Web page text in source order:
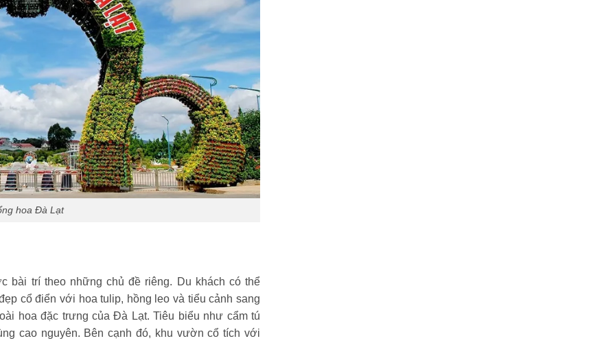
hoa Đà Lạt
bài trí theo những chủ đề riêng. Du khách có thể
cổ điển với hoa tulip, hồng leo và tiểu cảnh sang
hoa đặc trưng của Đà Lạt. Tiêu biểu như cẩm tú
cao nguyên. Bên cạnh đó, khu vườn cổ tích với